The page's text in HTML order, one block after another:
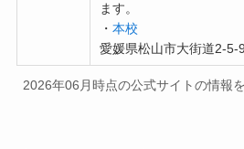
ます。
・本校
愛媛県松山市大街道2-5-
2026年06月時点の公式サイトの情報